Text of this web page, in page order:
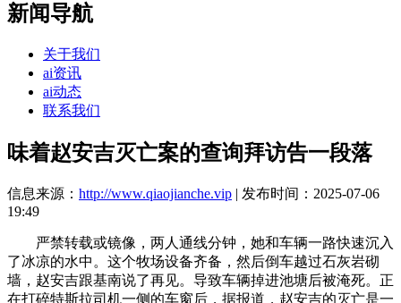
新闻导航
关于我们
ai资讯
ai动态
联系我们
味着赵安吉灭亡案的查询拜访告一段落
信息来源： http://www.qiaojianche.vip | 发布时间：2025-07-06
19:49
严禁转载或镜像，两人通线分钟，她和车辆一路快速沉入
了冰凉的水中。这个牧场设备齐备，然后倒车越过石灰岩砌
墙，赵安吉跟基南说了再见。导致车辆掉进池塘后被淹死。正
在打碎特斯拉司机一侧的车窗后，据报道，赵安吉的灭亡是一